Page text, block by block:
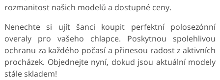
rozmanitost našich modelů a dostupné ceny.
Nenechte si ujít šanci koupit perfektní polosezónní
overaly pro vašeho chlapce. Poskytnou spolehlivou
ochranu za každého počasí a přinesou radost z aktivních
procházek. Objednejte nyní, dokud jsou aktuální modely
stále skladem!